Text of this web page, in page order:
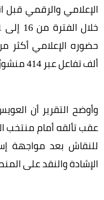
الإعلامي والرقمي قبل
ألف تفاعل عبر 414 منشورًا.
وأوضح التقرير أن
عقب تألقه أمام منتخب
للنقاش بعد مواجهة
الإشادة والنقد على